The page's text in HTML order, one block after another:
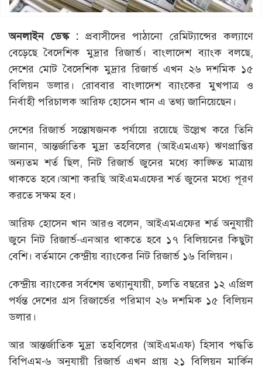
অনলাইন ডেস্ক : প্রবাসীদের পাঠানো রেমিট্যান্সের কল্যাণে
বেড়েছে বৈদেশিক মুদ্রার রিজার্ভ। বাংলাদেশ ব্যাংক বলছে,
দেশের মোট বৈদেশিক মুদ্রার রিজার্ভ এখন ২৬ দশমিক ১৫
বিলিয়ন ডলার। রোববার বাংলাদেশ ব্যাংকের মুখপাত্র ও
নির্বাহী পরিচালক আরিফ হোসেন খান এ তথ্য জানিয়েছেন।
দেশের রিজার্ভ সন্তোষজনক পর্যায়ে রয়েছে উল্লেখ করে তিনি
জানান, আন্তর্জাতিক মুদ্রা তহবিলের (আইএমএফ) ঋণপ্রাপ্তির
অন্যতম শর্ত ছিল, নিট রিজার্ভ জুনের মধ্যে কাঙ্ক্ষিত মাত্রায়
থাকতে হবে।আশা করছি আইএমএফের শর্ত জুনের মধ্যে পূরণ
করতে সক্ষম হব।
আরিফ হোসেন খান আরও বলেন, আইএমএফের শর্ত অনুযায়ী
জুনে নিট রিজার্ভ-এনআর থাকতে হবে ১৭ বিলিয়নের কিছুটা
বেশি। বর্তমানে কেন্দ্রীয় ব্যাংকের নিট রিজার্ভ ১৬ বিলিয়ন।
কেন্দ্রীয় ব্যাংকের সর্বশেষ তথ্যানুযায়ী, চলতি বছরের ১২ এপ্রিল
পর্যন্ত দেশের গ্রস রিজার্ভের পরিমাণ ২৬ দশমিক ১৫ বিলিয়ন
ডলার।
আর আন্তর্জাতিক মুদ্রা তহবিলের (আইএমএফ) হিসাব পদ্ধতি
বিপিএম-৬ অনুযায়ী রিজার্ভ এখন প্রায় ২১ বিলিয়ন মার্কিন